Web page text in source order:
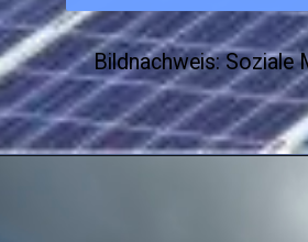
Bildnachweis: Soziale